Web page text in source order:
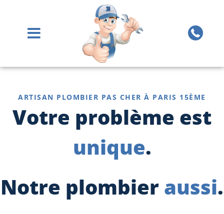
ARTISAN PLOMBIER PAS CHER À PARIS 15ÈME
Votre problème est
unique.
Notre plombier aussi.